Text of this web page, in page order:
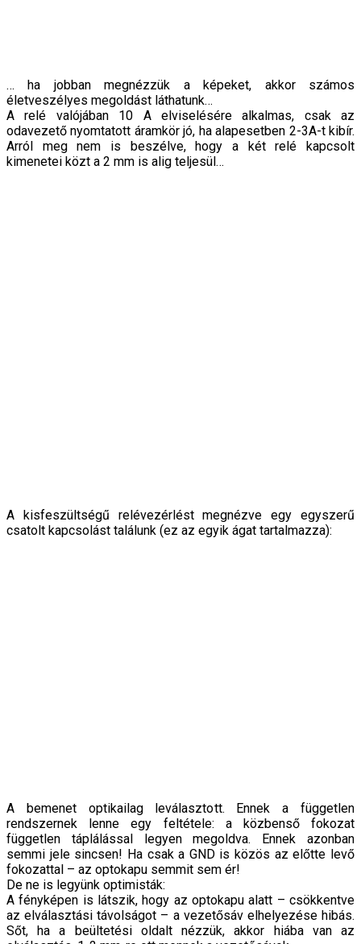
… ha jobban megnézzük a képeket, akkor számos
életveszélyes megoldást láthatunk…
A relé valójában 10 A elviselésére alkalmas, csak az
odavezető nyomtatott áramkör jó, ha alapesetben 2-3A-t kibír.
Arról meg nem is beszélve, hogy a két relé kapcsolt
kimenetei közt a 2 mm is alig teljesül…
A kisfeszültségű relévezérlést megnézve egy egyszerű
csatolt kapcsolást találunk (ez az egyik ágat tartalmazza):
A bemenet optikailag leválasztott. Ennek a független
rendszernek lenne egy feltétele: a közbenső fokozat
független táplálással legyen megoldva. Ennek azonban
semmi jele sincsen! Ha csak a GND is közös az előtte levő
fokozattal – az optokapu semmit sem ér!
De ne is legyünk optimisták:
A fényképen is látszik, hogy az optokapu alatt – csökkentve
az elválasztási távolságot – a vezetősáv elhelyezése hibás.
Sőt, ha a beültetési oldalt nézzük, akkor hiába van az